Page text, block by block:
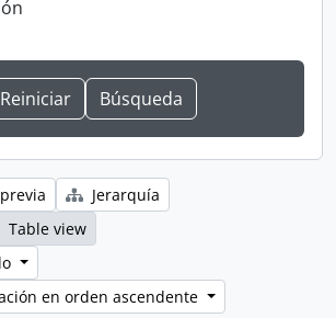
Jerarquía
Table view
en orden ascendente